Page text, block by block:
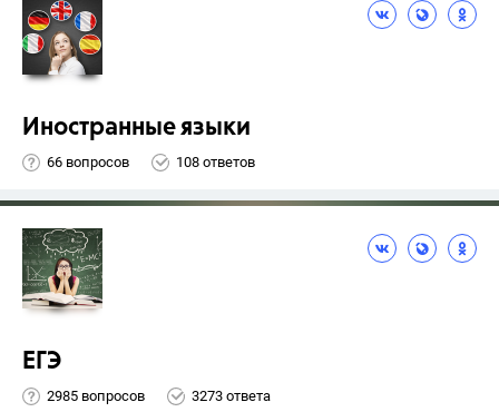
Иностранные языки
66 вопросов 108 ответов
ЕГЭ
2985 вопросов 3273 ответа